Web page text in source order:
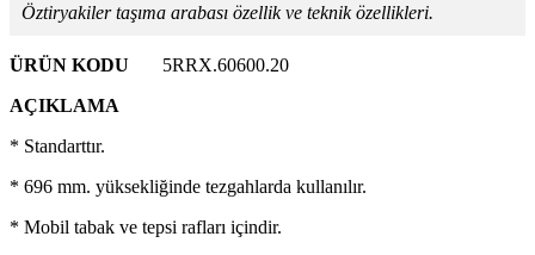
Öztiryakiler taşıma arabası özellik ve teknik özellikleri.
ÜRÜN KODU
5RRX.60600.20
AÇIKLAMA
* Standarttır.
* 696 mm. yüksekliğinde tezgahlarda kullanılır.
* Mobil tabak ve tepsi rafları içindir.